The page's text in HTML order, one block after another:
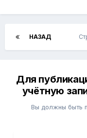
НАЗАД
Для
учётную
Вы должны быть